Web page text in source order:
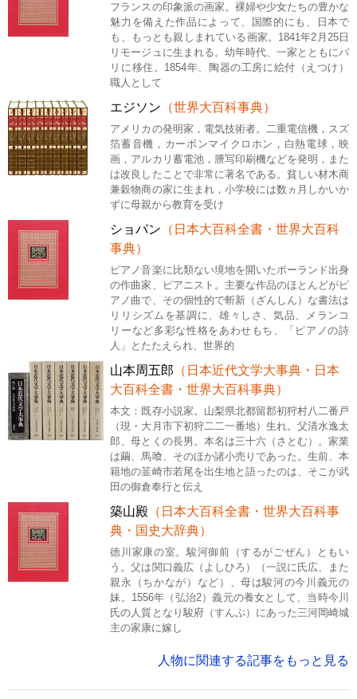
フランスの印象派の画家。裸婦や少女たちの豊かな
魅力を備えた作品によって、国際的にも、日本で
も、もっとも親しまれている画家。1841年2月25日
リモージュに生まれる。幼年時代、一家とともにパ
リに移住。1854年、陶器の工房に絵付（えつけ）
職人として
エジソン （世界大百科事典）
アメリカの発明家，電気技術者。二重電信機，スズ
箔蓄音機，カーボンマイクロホン，白熱電球，映
画，アルカリ蓄電池，謄写印刷機などを発明，また
は改良したことで非常に著名である。貧しい材木商
兼穀物商の家に生まれ，小学校には数ヵ月しかいか
ずに母親から教育を受け
ショパン （日本大百科全書・世界大百科
事典）
ピアノ音楽に比類ない境地を開いたポーランド出身
の作曲家、ピアニスト。主要な作品のほとんどがピ
アノ曲で、その個性的で斬新（ざんしん）な書法は
リリシズムを基調に、雄々しさ、気品、メランコ
リーなど多彩な性格をあわせもち、「ピアノの詩
人」とたたえられ、世界的
山本周五郎 （日本近代文学大事典・日本
大百科全書・世界大百科事典）
本文：既存小説家。山梨県北都留郡初狩村八二番戸
（現・大月市下初狩二二一番地）生れ。父清水逸太
郎、母とくの長男。本名は三十六（さとむ）。家業
は繭、馬喰、そのほか諸小売りであった。生前、本
籍地の韮崎市若尾を出生地と語ったのは、そこが武
田の御倉奉行と伝え
築山殿 （日本大百科全書・世界大百科事
典・国史大辞典）
徳川家康の室。駿河御前（するがごぜん）ともい
う。父は関口義広（よしひろ）（一説に氏広、また
親永（ちかなが）など）、母は駿河の今川義元の
妹。1556年（弘治2）義元の養女として、当時今川
氏の人質となり駿府（すんぷ）にあった三河岡崎城
主の家康に嫁し
人物に関連する記事をもっと見る